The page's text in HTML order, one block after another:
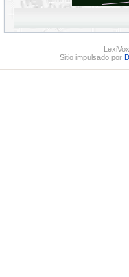
Sitio impulsado por